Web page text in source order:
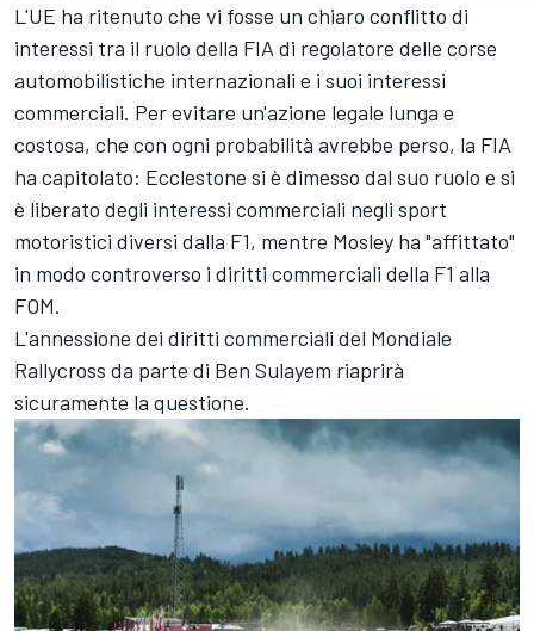
L'UE ha ritenuto che vi fosse un chiaro conflitto di
interessi tra il ruolo della FIA di regolatore delle corse
automobilistiche internazionali e i suoi interessi
commerciali. Per evitare un'azione legale lunga e
costosa, che con ogni probabilità avrebbe perso, la FIA
ha capitolato: Ecclestone si è dimesso dal suo ruolo e si
è liberato degli interessi commerciali negli sport
motoristici diversi dalla F1, mentre Mosley ha "affittato"
in modo controverso i diritti commerciali della F1 alla
FOM.
L'annessione dei diritti commerciali del Mondiale
Rallycross da parte di Ben Sulayem riaprirà
sicuramente la questione.